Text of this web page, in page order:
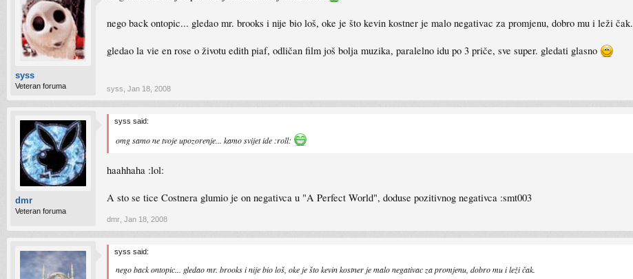
syss
Veteran foruma
nego back ontopic... gledao mr. brooks i nije bio loš, oke je što kevin kostner je malo negativac za promjenu, dobro mu i leži čak.
gledao la vie en rose o životu edith piaf, odličan film još bolja muzika, paralelno idu po 3 priče, sve super. gledati glasno
syss Jan 18, 2008
dmr
Veteran foruma
syss said:
omg samo ne tvoje upozorenje... kamo svijet ide :roll:
haahhaha :lol:
A sto se tice Costnera glumio je on negativca u "A Perfect World", doduse pozitivnog negativca :smt003
dmr Jan 18, 2008
syss said:
nego back ontopic... gledao mr. brooks i nije bio loš, oke je što kevin kostner je malo negativac za promjenu, dobro mu i leži čak.